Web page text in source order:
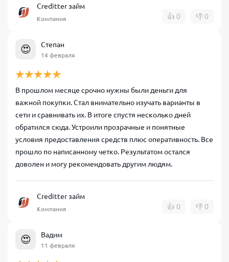
Creditter займ
Компания 👍 0 👎 0
😍 Степан
14 февраля
В прошлом месяце срочно нужны были деньги для
важной покупки. Стал внимательно изучать варианты в
сети и сравнивать их. В итоге спустя несколько дней
обратился сюда. Устроили прозрачные и понятные
условия предоставления средств плюс оперативность. Все
прошло по написанному четко. Результатом остался
доволен и могу рекомендовать другим людям.
Creditter займ
Компания 👍 0 👎 0
😍 Вадим
11 февраля